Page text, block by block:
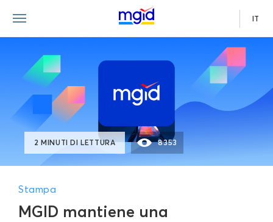
IT
MGID mantiene una
Stampa
2 MINUTI DI LETTURA 8353